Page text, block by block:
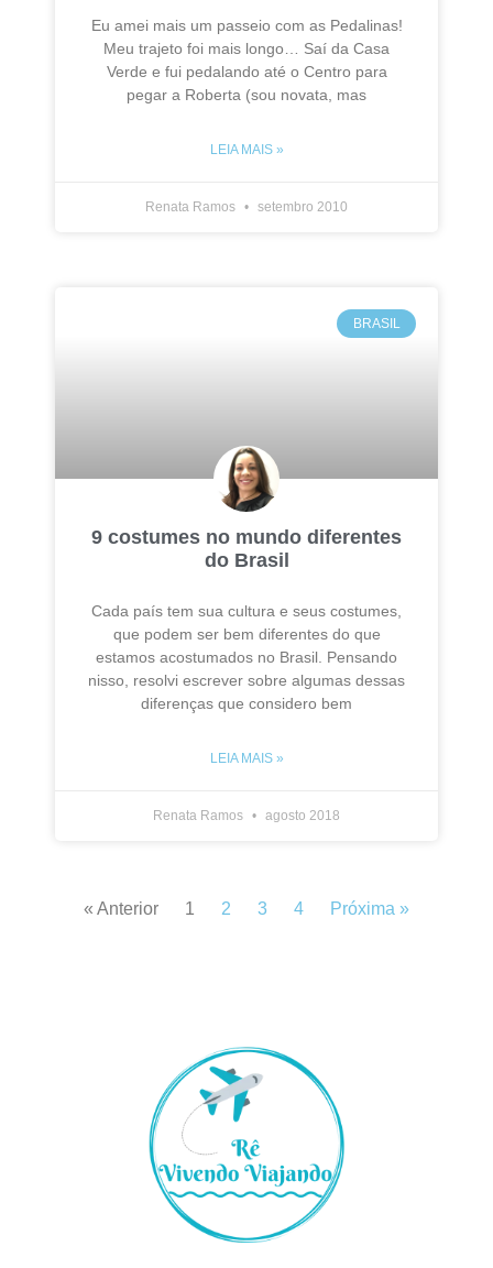
Eu amei mais um passeio com as Pedalinas!
Meu trajeto foi mais longo… Saí da Casa
Verde e fui pedalando até o Centro para
pegar a Roberta (sou novata, mas
LEIA MAIS »
Renata Ramos setembro 2010
BRASIL
9 costumes no mundo diferentes
do Brasil
Cada país tem sua cultura e seus costumes,
que podem ser bem diferentes do que
estamos acostumados no Brasil. Pensando
nisso, resolvi escrever sobre algumas dessas
diferenças que considero bem
LEIA MAIS »
Renata Ramos agosto 2018
« Anterior 1 2 3 4 Próxima »